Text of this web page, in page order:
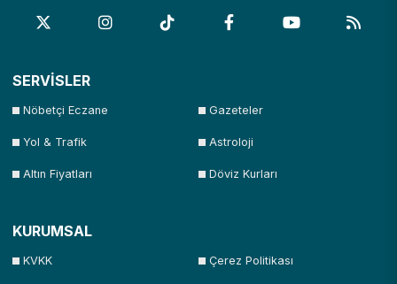
SERVİSLER
Nöbetçi Eczane Gazeteler
Yol & Trafik Astroloji
Altın Fiyatları Döviz Kurları
KURUMSAL
KVKK Çerez Politikası